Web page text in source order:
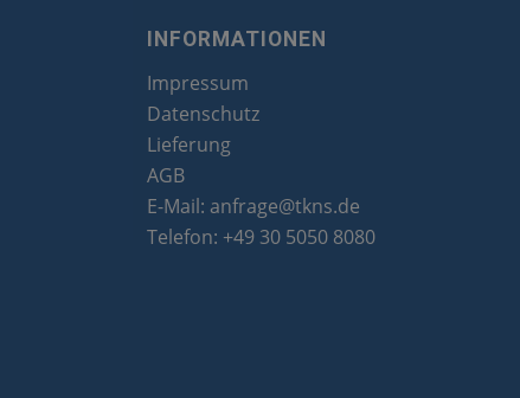
INFORMATIONEN
Impressum
Datenschutz
Lieferung
AGB
E-Mail: anfrage@tkns.de
Telefon: +49 30 5050 8080